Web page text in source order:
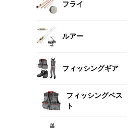
フライ
ルアー
フィッシングギア
フィッシングベス
ト